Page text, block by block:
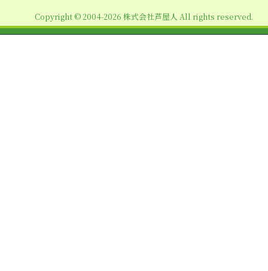
ン
Copyright © 2004-2026 株式会社芦屋人 All rights reserved.